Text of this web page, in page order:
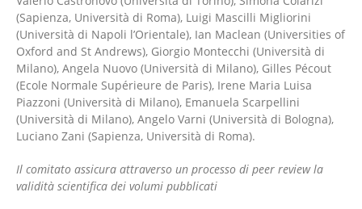
(Sapienza, Università di Roma), Luigi Mascilli Migliorini
(Università di Napoli l’Orientale), Ian Maclean (Universities of
Oxford and St Andrews), Giorgio Montecchi (Università di
Milano), Angela Nuovo (Università di Milano), Gilles Pécout
(Ecole Normale Supérieure de Paris), Irene Maria Luisa
Piazzoni (Università di Milano), Emanuela Scarpellini
(Università di Milano), Angelo Varni (Università di Bologna),
Luciano Zani (Sapienza, Università di Roma).
Il comitato assicura attraverso un processo di peer review la
validità scientifica dei volumi pubblicati